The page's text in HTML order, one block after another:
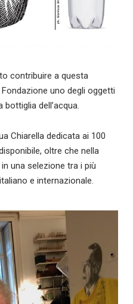
contribuire a questa
uno degli oggetti
dell’acqua.
Chiarella dedicata ai 100
oltre che nella
una selezione tra i più
e internazionale.